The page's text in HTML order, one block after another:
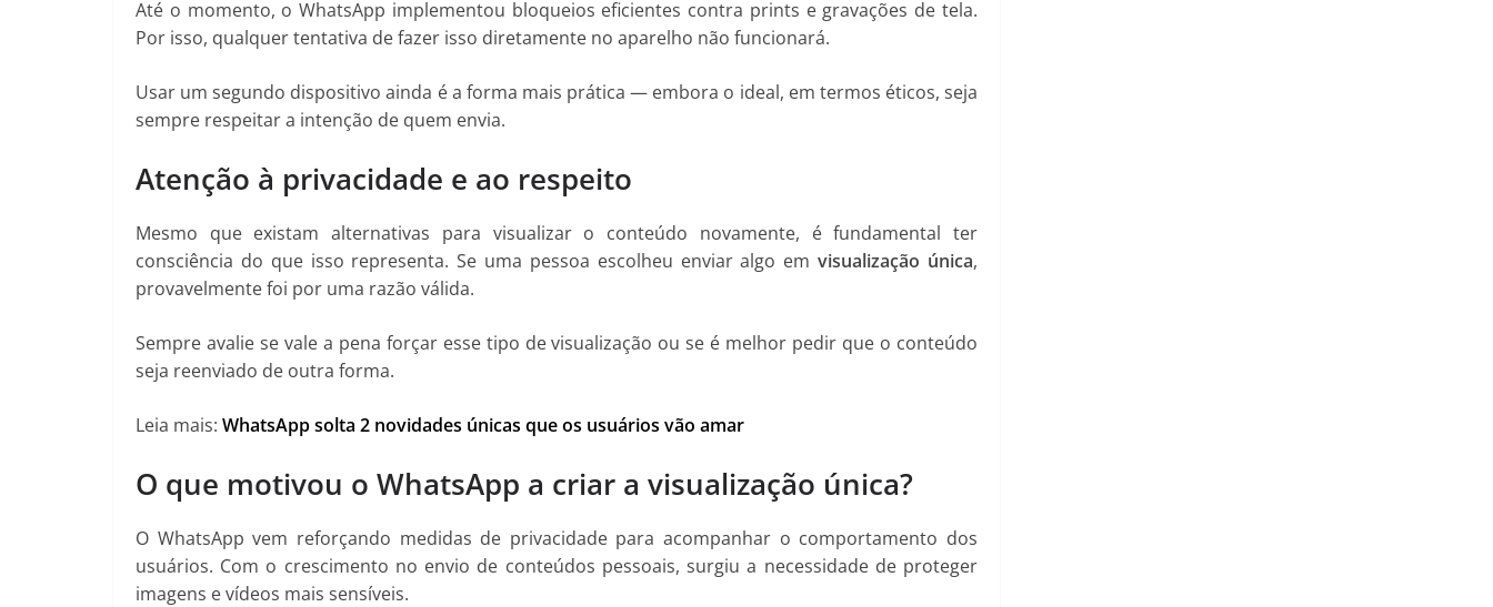
Até o momento, o WhatsApp implementou bloqueios eficientes contra prints e gravações de tela.
Por isso, qualquer tentativa de fazer isso diretamente no aparelho não funcionará.
Usar um segundo dispositivo ainda é a forma mais prática — embora o ideal, em termos éticos, seja
sempre respeitar a intenção de quem envia.
Atenção à privacidade e ao respeito
Mesmo que existam alternativas para visualizar o conteúdo novamente, é fundamental ter
consciência do que isso representa. Se uma pessoa escolheu enviar algo emvisualização única,
provavelmente foi por uma razão válida.
Sempre avalie se vale a pena forçar esse tipo de visualização ou se é melhor pedir que o conteúdo
seja reenviado de outra forma.
Leia mais: WhatsApp solta 2 novidades únicas que os usuários vão amar
O que motivou o WhatsApp a criar a visualização única?
O WhatsApp vem reforçando medidas de privacidade para acompanhar o comportamento dos
usuários. Com o crescimento no envio de conteúdos pessoais, surgiu a necessidade de proteger
imagens e vídeos mais sensíveis.